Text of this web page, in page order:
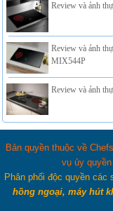
Review và ảnh
Review và ảnh
MIX544P
Review và ảnh
Bản quyền thuộc về
vụ ủy
Phân phối độc quyền các
hồng ngoại, máy hút